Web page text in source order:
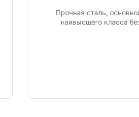
Прочная сталь,
наивысшего класса